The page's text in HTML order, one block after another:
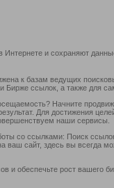
и сохраняют
к базам ведущих
ссылок, а также для
Начните
Для достижения
наши сервисы.
со ссылками: Поиск
ваш сайт, здесь вы всегда
и обеспечьте рост вашего